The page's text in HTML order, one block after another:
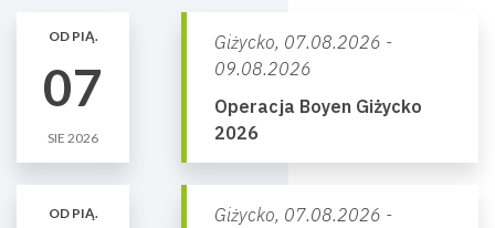
OD PIĄ.
07
SIE 2026
Giżycko, 07.08.2026 -
09.08.2026
Operacja Boyen Giżycko
2026
OD PIĄ. Giżycko, 07.08.2026 -